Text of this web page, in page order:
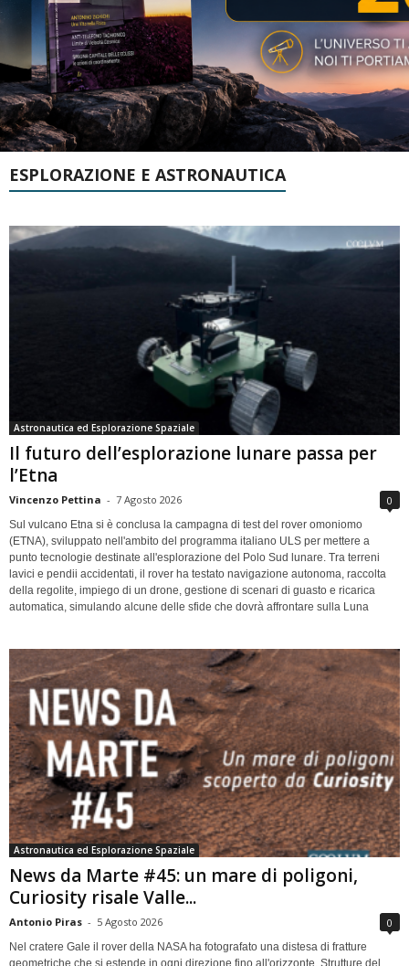
ESPLORAZIONE E ASTRONAUTICA
Astronautica ed Esplorazione Spaziale
Il futuro dell’esplorazione lunare passa per
l’Etna
Vincenzo Pettina - 7 Agosto 2026 0
Sul vulcano Etna si è conclusa la campagna di test del rover omoniomo
(ETNA), sviluppato nell'ambito del programma italiano ULS per mettere a
punto tecnologie destinate all'esplorazione del Polo Sud lunare. Tra terreni
lavici e pendii accidentati, il rover ha testato navigazione autonoma, raccolta
della regolite, impiego di un drone, gestione di scenari di guasto e ricarica
automatica, simulando alcune delle sfide che dovrà affrontare sulla Luna
Astronautica ed Esplorazione Spaziale
News da Marte #45: un mare di poligoni,
Curiosity risale Valle...
Antonio Piras - 5 Agosto 2026 0
Nel cratere Gale il rover della NASA ha fotografato una distesa di fratture
geometriche che si estende in ogni direzione fino all'orizzonte. Strutture del